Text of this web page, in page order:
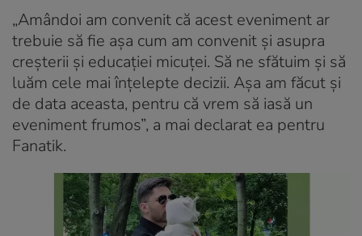
„Amândoi am convenit că acest eveniment ar
trebuie să fie aşa cum am convenit şi asupra
creşterii şi educaţiei micuţei. Să ne sfătuim şi să
luăm cele mai înţelepte decizii. Aşa am făcut şi
de data aceasta, pentru că vrem să iasă un
eveniment frumos”, a mai declarat ea pentru
Fanatik.